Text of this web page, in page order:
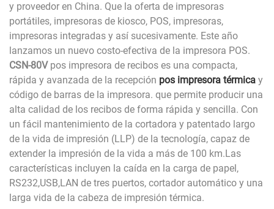
y proveedor en China. Que la oferta de impresoras
portátiles, impresoras de kiosco, POS, impresoras,
impresoras integradas y así sucesivamente. Este año
lanzamos un nuevo costo-efectiva de la impresora POS.
CSN-80Vpos impresora de recibos es una compacta,
rápida y avanzada de la recepción pos impresora térmica y
código de barras de la impresora. que permite producir una
alta calidad de los recibos de forma rápida y sencilla. Con
un fácil mantenimiento de la cortadora y patentado largo
de la vida de impresión (LLP) de la tecnología, capaz de
extender la impresión de la vida a más de 100 km.Las
características incluyen la caída en la carga de papel,
RS232,USB,LAN de tres puertos, cortador automático y una
larga vida de la cabeza de impresión térmica.